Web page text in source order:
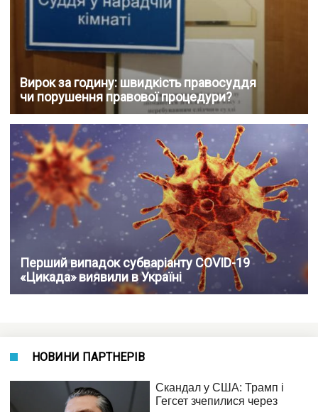
Вирок за годину: швидкість правосуддя
чи порушення правової процедури?
Перший випадок субваріанту COVID-19
«Цикада» виявили в Україні
НОВИНИ ПАРТНЕРІВ